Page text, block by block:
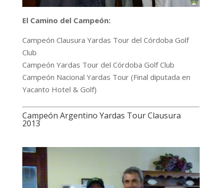
El Camino del Campeón:
Campeón Clausura Yardas Tour del Córdoba Golf
Club
Campeón Yardas Tour del Córdoba Golf Club
Campeón Nacional Yardas Tour (Final diputada en
Yacanto Hotel & Golf)
Campeón Argentino Yardas Tour Clausura
2013